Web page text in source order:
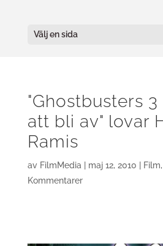
Välj en sida
"Ghostbusters
att bli av" lovar
Ramis
av FilmMedia maj 12, 2010 Film,
Kommentarer